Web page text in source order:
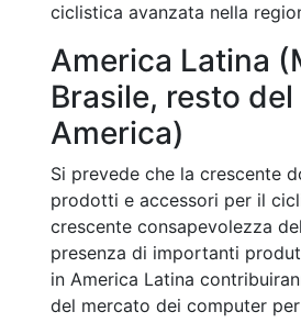
ciclistica avanzata nella
America Latina
Brasile, resto del
America)
Si prevede che la crescente
prodotti e accessori per il
crescente consapevolezza
presenza di importanti
in America Latina
del mercato dei computer